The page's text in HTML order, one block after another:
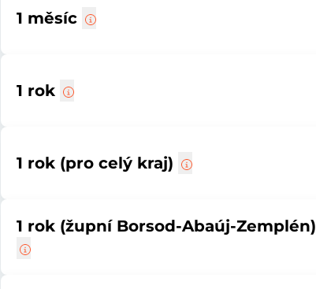
1 měsíc
1 rok
1 rok (pro celý kraj)
1 rok (župní Borsod-Abaúj-Zemplén)